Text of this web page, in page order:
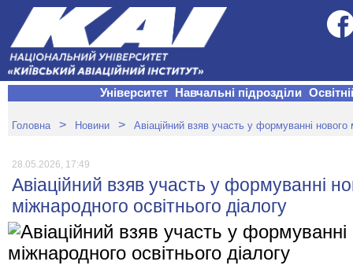
Університет Навчальні підрозділи
Головна > Новини > Авіаційний взяв участь у формуванні нового
28.05.2026, 17:49
Авіаційний взяв участь у формуванні
міжнародного освітнього діалогу